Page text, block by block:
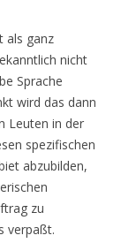
als ganz
nicht
Sprache
wird das dann
Leuten in der
spezifischen
abzubilden,
zu
verpaßt.